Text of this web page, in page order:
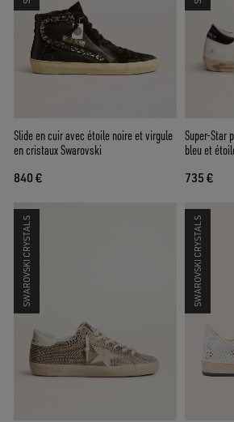
Slide en cuir avec étoile noire et virgule
en cristaux Swarovski
840 €
Super-Star pour femme avec contrefort
bleu et
735 €
SWAROVSKI CRYSTALS SWAROVSKI CRYSTALS